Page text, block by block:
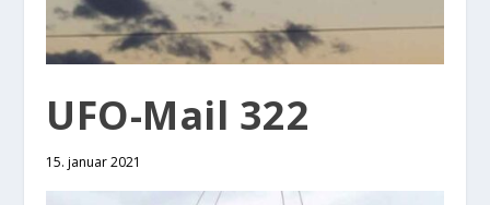
UFO-Mail 322
15. januar 2021